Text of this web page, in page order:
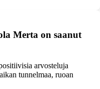
Merta on saanut
arvosteluja
tunnelmaa, ruoan